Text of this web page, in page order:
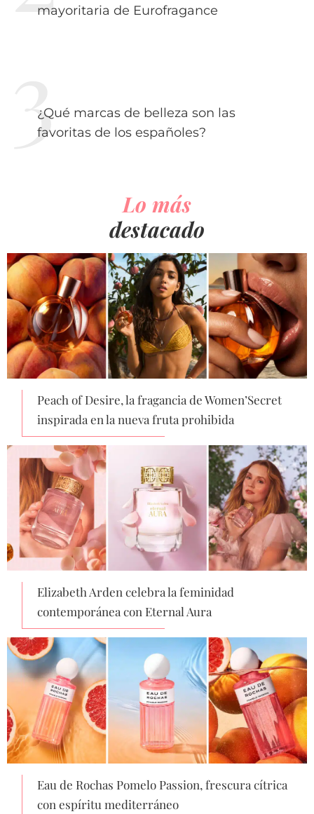
mayoritaria de Eurofragance
¿Qué marcas de belleza son las
favoritas de los españoles?
Lo más
destacado
Peach of Desire, la fragancia de Women’Secret
inspirada en la nueva fruta prohibida
Elizabeth Arden celebra la feminidad
contemporánea con Eternal Aura
Eau de Rochas Pomelo Passion, frescura cítrica
con espíritu mediterráneo